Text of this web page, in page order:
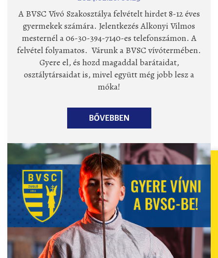
A BVSC Vívó Szakosztálya felvételt hirdet 8-12 éves
gyermekek számára. Jelentkezés Alkonyi Vilmos
mesternél a 06-30-394-7140-es telefonszámon. A
felvétel folyamatos. Várunk a BVSC vívótermében.
Gyere el, és hozd magaddal barátaidat,
osztálytársaidat is, mivel együtt még jobb lesz a
móka!
BŐVEBBEN